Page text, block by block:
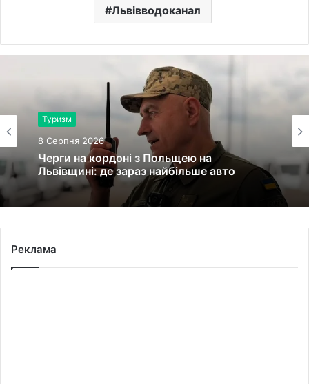
Львівводоканал
Туризм
8 Серпня 2026
Черги на кордоні з Польщею на
Львівщині: де зараз найбільше авто
Реклама